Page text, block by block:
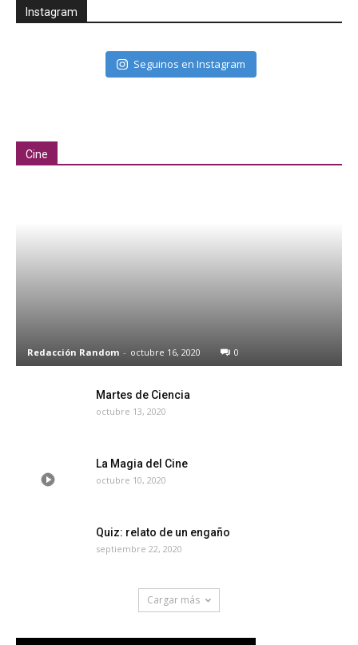
Instagram
Seguinos en Instagram
Cine
Redacción Random - octubre 16, 2020 0
Martes de Ciencia
octubre 13, 2020
La Magia del Cine
octubre 10, 2020
Quiz: relato de un engaño
septiembre 22, 2020
Cargar más